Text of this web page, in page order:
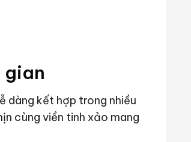
gian
dàng kết hợp trong nhiều
cùng viền tinh xảo mang